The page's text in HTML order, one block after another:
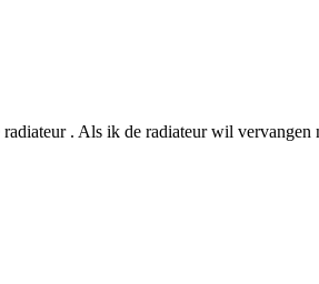
. Als ik de radiateur wil